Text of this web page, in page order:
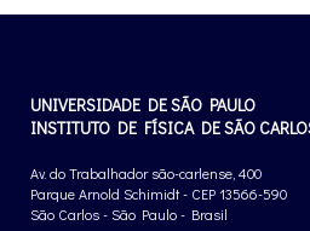
UNIVERSIDADE DE SÃO PAULO
INSTITUTO DE FÍSICA DE SÃO
Av. do Trabalhador são-carlense, 400
Parque Arnold Schimidt - CEP 13566-590
São Carlos - São Paulo - Brasil